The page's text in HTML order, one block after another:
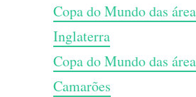
Copa do Mundo das
Inglaterra
Copa do Mundo das
Camarões